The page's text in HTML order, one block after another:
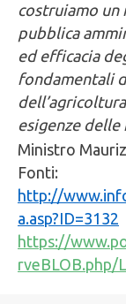
costruiamo
pubblica
ed efficacia
fondamentali
esigenze delle
Ministro
Fonti:
http://
a.asp?ID=3132
https://
rveBLOB.php/